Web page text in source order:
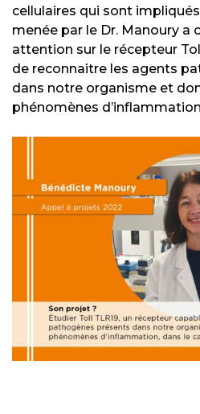
cellulaires qui sont
menée par le Dr. Manoury a
attention sur le récepteur
de reconnaitre les agents
dans notre organisme et
phénomènes